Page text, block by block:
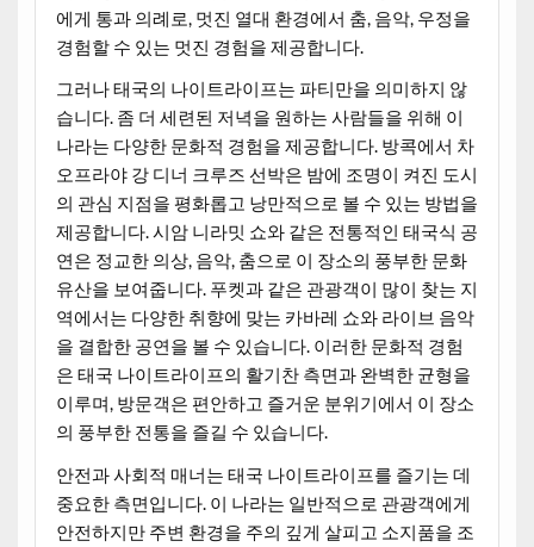
에게 통과 의례로, 멋진 열대 환경에서 춤, 음악, 우정을
경험할 수 있는 멋진 경험을 제공합니다.
그러나 태국의 나이트라이프는 파티만을 의미하지 않
습니다. 좀 더 세련된 저녁을 원하는 사람들을 위해 이
나라는 다양한 문화적 경험을 제공합니다. 방콕에서 차
오프라야 강 디너 크루즈 선박은 밤에 조명이 켜진 도시
의 관심 지점을 평화롭고 낭만적으로 볼 수 있는 방법을
제공합니다. 시암 니라밋 쇼와 같은 전통적인 태국식 공
연은 정교한 의상, 음악, 춤으로 이 장소의 풍부한 문화
유산을 보여줍니다. 푸켓과 같은 관광객이 많이 찾는 지
역에서는 다양한 취향에 맞는 카바레 쇼와 라이브 음악
을 결합한 공연을 볼 수 있습니다. 이러한 문화적 경험
은 태국 나이트라이프의 활기찬 측면과 완벽한 균형을
이루며, 방문객은 편안하고 즐거운 분위기에서 이 장소
의 풍부한 전통을 즐길 수 있습니다.
안전과 사회적 매너는 태국 나이트라이프를 즐기는 데
중요한 측면입니다. 이 나라는 일반적으로 관광객에게
안전하지만 주변 환경을 주의 깊게 살피고 소지품을 조